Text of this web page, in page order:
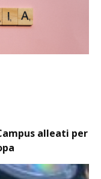
alleati per